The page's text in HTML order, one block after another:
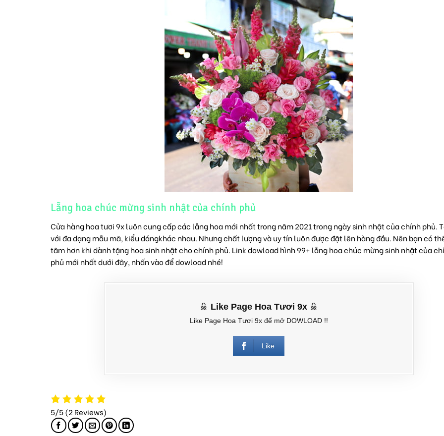
Lẵng hoa chúc mừng sinh nhật của chính phủ
Cửa hàng hoa tươi 9xluôn cung cấp các lẵng hoa mới nhất trong năm 2021 trong ngày sinh nhật của chính phủ.
với đa dạng mẫu mã, kiểu dángkhác nhau. Nhưng chất lượng và uy tín luôn được đặt lên hàng đầu. Nên bạn có
tâm hơn khi dành tặnghoa sinh nhậtcho chính phủ. Link dowload hình 99+ lẵng hoa chúc mừng sinh nhật của
phủ mới nhất dưới đây, nhấn vào để dowload nhé!
Like Page Hoa Tươi 9x
Like Page Hoa Tươi 9x để mở DOWLOAD !!
Like
5/5(2 Reviews)